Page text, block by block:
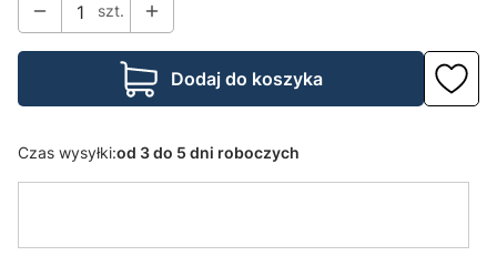
szt.
Dodaj do koszyka
Czas wysyłki:od 3 do 5 dni roboczych